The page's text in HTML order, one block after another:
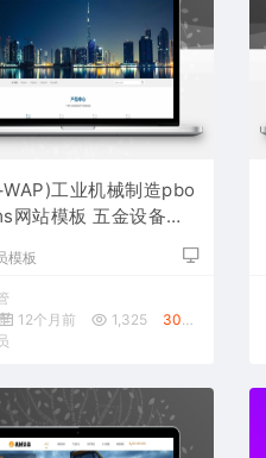
工业机械制造pbo
网站模板 五金设备网
模板
12个月前 1,325 30￥